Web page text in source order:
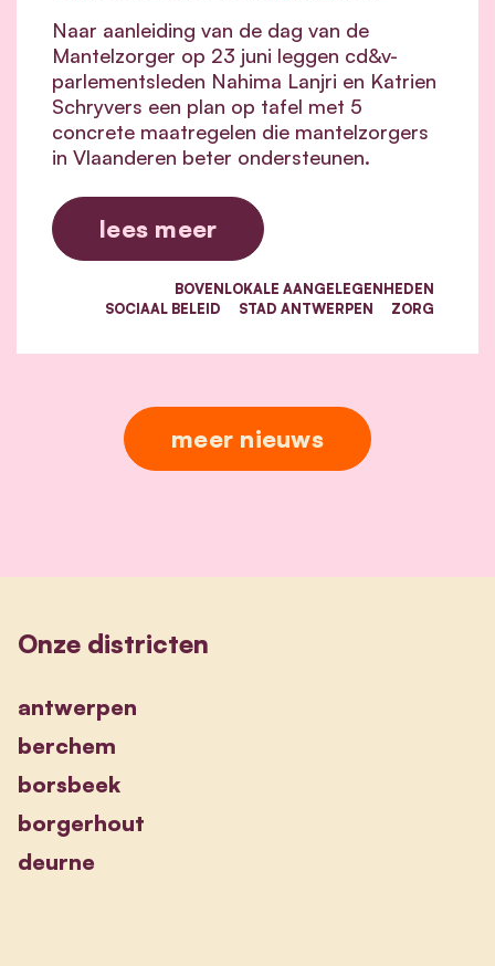
Naar aanleiding van de dag van de
Mantelzorger op 23 juni leggen cd&v-
parlementsleden Nahima Lanjri en Katrien
Schryvers een plan op tafel met 5
concrete maatregelen die mantelzorgers
in Vlaanderen beter ondersteunen.
lees meer
BOVENLOKALE AANGELEGENHEDEN
SOCIAAL BELEID
STAD ANTWERPEN ZORG
meer nieuws
Onze districten
antwerpen
berchem
borsbeek
borgerhout
deurne